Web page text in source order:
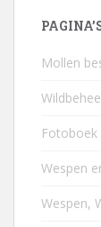
Mollen
Fotoboek
Wespen
Wespen,